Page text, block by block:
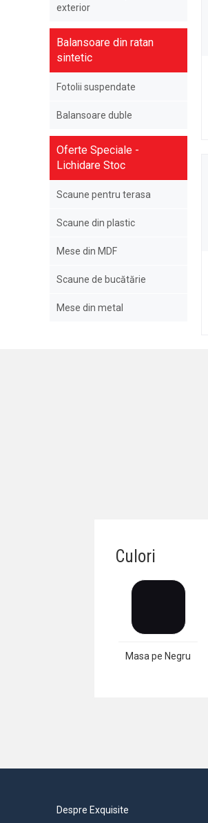
exterior
Balansoare din ratan
sintetic
Fotolii suspendate
Balansoare duble
Oferte Speciale -
Lichidare Stoc
Scaune pentru terasa
Scaune din plastic
Mese din MDF
Scaune de bucătărie
Mese din metal
Culori
Masa pe Negru
Despre Exquisite